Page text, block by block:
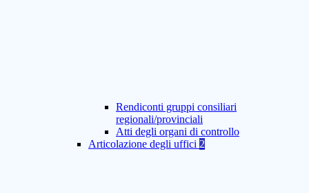
Rendiconti gruppi consiliari
regionali/provinciali
Atti degli organi di controllo
Articolazione degli uffici 2